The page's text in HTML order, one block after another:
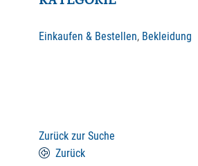
Einkaufen & Bestellen, Bekleidung
Zurück zur Suche
Zurück